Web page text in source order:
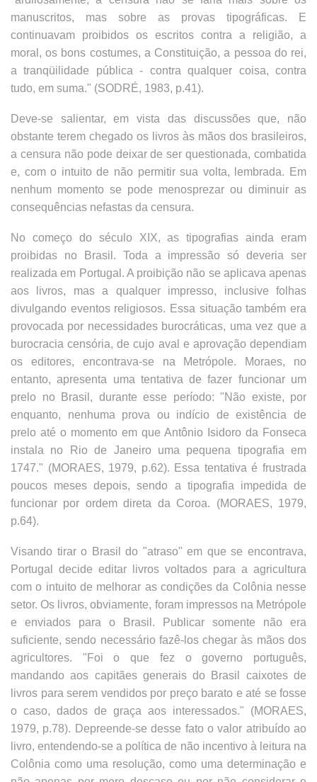
manuscritos, mas sobre as provas tipográficas. E
continuavam proibidos os escritos contra a religião, a
moral, os bons costumes, a Constituição, a pessoa do rei,
a tranqüilidade pública - contra qualquer coisa, contra
tudo, em suma." (SODRÉ, 1983, p.41).
Deve-se salientar, em vista das discussões que, não
obstante terem chegado os livros às mãos dos brasileiros,
a censura não pode deixar de ser questionada, combatida
e, com o intuito de não permitir sua volta, lembrada. Em
nenhum momento se pode menosprezar ou diminuir as
consequências nefastas da censura.
No começo do século XIX, as tipografias ainda eram
proibidas no Brasil. Toda a impressão só deveria ser
realizada em Portugal. A proibição não se aplicava apenas
aos livros, mas a qualquer impresso, inclusive folhas
divulgando eventos religiosos. Essa situação também era
provocada por necessidades burocráticas, uma vez que a
burocracia censória, de cujo aval e aprovação dependiam
os editores, encontrava-se na Metrópole. Moraes, no
entanto, apresenta uma tentativa de fazer funcionar um
prelo no Brasil, durante esse período: "Não existe, por
enquanto, nenhuma prova ou indício de existência de
prelo até o momento em que Antônio Isidoro da Fonseca
instala no Rio de Janeiro uma pequena tipografia em
1747." (MORAES, 1979, p.62). Essa tentativa é frustrada
poucos meses depois, sendo a tipografia impedida de
funcionar por ordem direta da Coroa. (MORAES, 1979,
p.64).
Visando tirar o Brasil do "atraso" em que se encontrava,
Portugal decide editar livros voltados para a agricultura
com o intuito de melhorar as condições da Colônia nesse
setor. Os livros, obviamente, foram impressos na Metrópole
e enviados para o Brasil. Publicar somente não era
suficiente, sendo necessário fazê-los chegar às mãos dos
agricultores. "Foi o que fez o governo português,
mandando aos capitães generais do Brasil caixotes de
livros para serem vendidos por preço barato e até se fosse
o caso, dados de graça aos interessados." (MORAES,
1979, p.78). Depreende-se desse fato o valor atribuído ao
livro, entendendo-se a política de não incentivo à leitura na
Colônia como uma resolução, como uma determinação e